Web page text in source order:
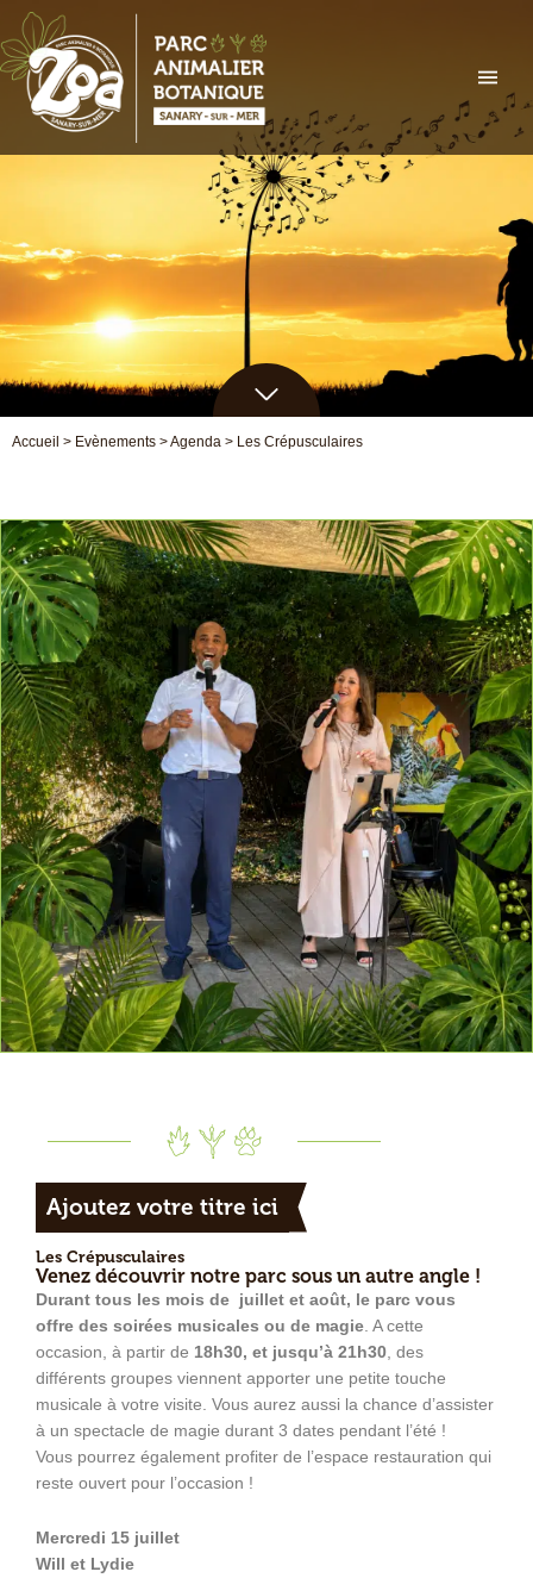
Aller
au
contenu
Accueil > Evènements >Agenda > Les Crépusculaires
Ajoutez votre titre ici
Les Crépusculaires
Venez découvrir notre parc sous un autre angle !
Durant tous les mois de juillet et août, le parc vous
offre des soirées musicales ou de magie. A cette
occasion, à partir de 18h30, et jusqu’à 21h30, des
différents groupes viennent apporter une petite touche
musicale à votre visite. Vous aurez aussi la chance d’assister
à un spectacle de magie durant 3 dates pendant l’été !
Vous pourrez également profiter de l’espace restauration qui
reste ouvert pour l’occasion !
Mercredi 15 juillet
Will et Lydie